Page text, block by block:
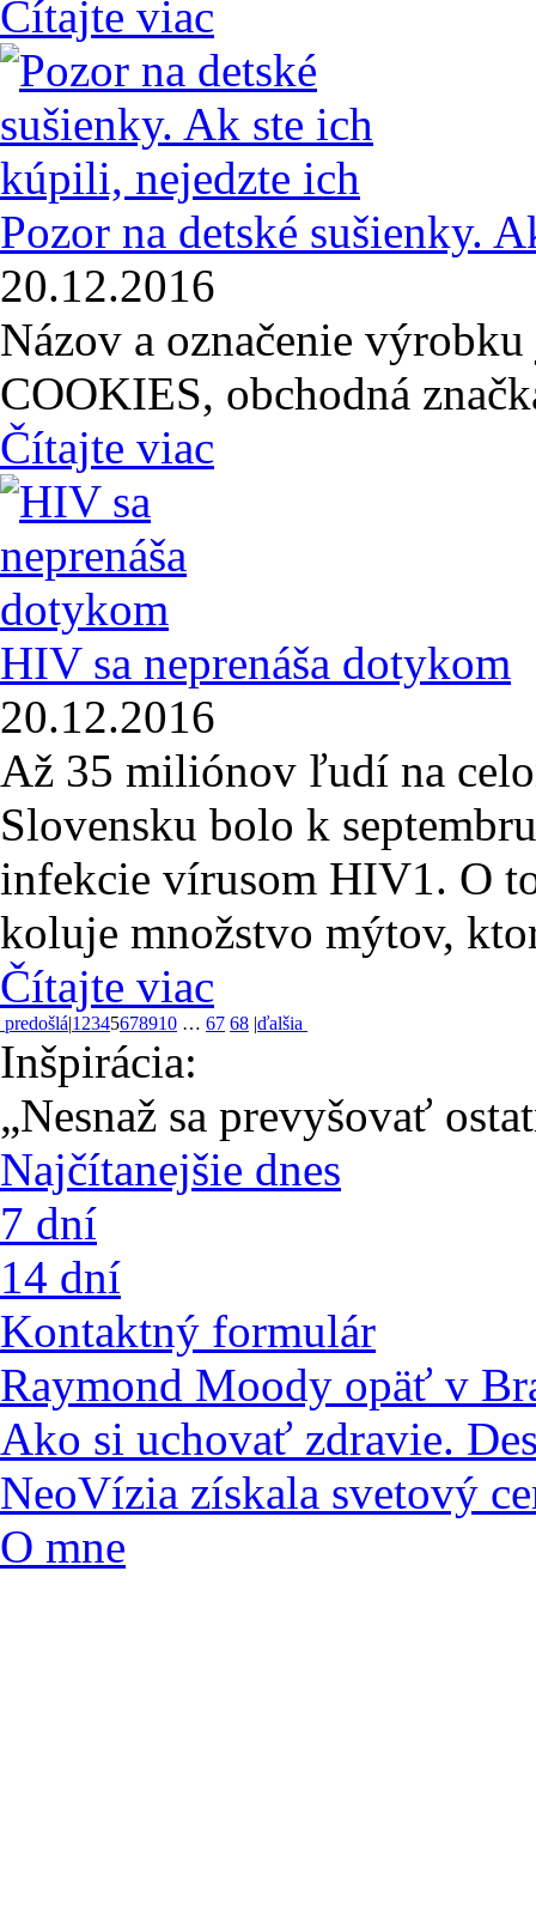
Čítajte viac
Pozor na detské sušienky.
20.12.2016
Názov a označenie
COOKIES, obchodná
Čítajte viac
HIV sa neprenáša dotykom
20.12.2016
Až 35 miliónov ľudí na
Slovensku bolo k
infekcie vírusom HIV1. O
koluje množstvo mýtov,
Čítajte viac
predošlá|1 2345678910 … 67 68 |ďalšia
Inšpirácia:
„Nesnaž sa prevyšovať
Najčítanejšie dnes
7 dní
14 dní
Kontaktný formulár
Raymond Moody opäť v
Ako si uchovať zdravie.
NeoVízia získala svetový
O mne